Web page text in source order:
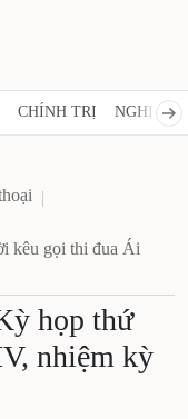
CHÍNH TRỊ NGHỊ
kêu gọi thi đua Ái
họp thứ
nhiệm kỳ